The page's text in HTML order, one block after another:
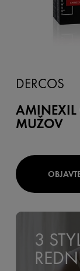
DERCOS
AMINEXIL
MUŽOV
3